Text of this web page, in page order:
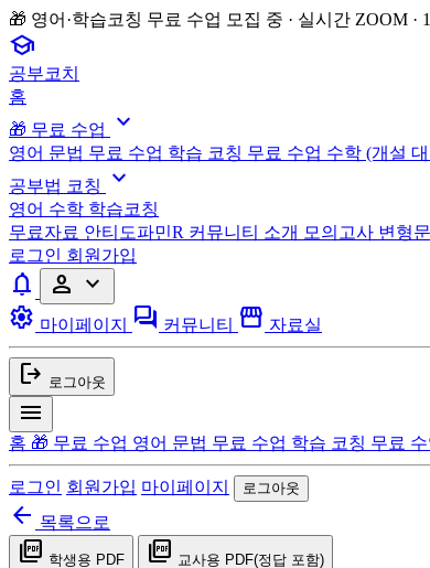
🎁 영어·학습코칭 무료 수업 모집 중 · 실시간 ZOOM ·
school
공부코치
홈
🎁 무료 수업
expand_more
영어 문법 무료 수업 학습 코칭 무료 수업 수학 (개설
공부법 코칭
expand_more
영어 수학 학습코칭
무료자료 안티도파민R 커뮤니티 소개 모의고사 변형문
로그인 회원가입
notifications person expand_more
settings 마이페이지 forum 커뮤니티 storefront 자료실
logout 로그아웃
menu
홈 🎁 무료 수업 영어 문법 무료 수업 학습 코칭 무료 수
로그인 회원가입 마이페이지 로그아웃
arrow_back 목록으로
picture_as_pdf 학생용 PDF picture_as_pdf 교사용 PDF(정답 포함)